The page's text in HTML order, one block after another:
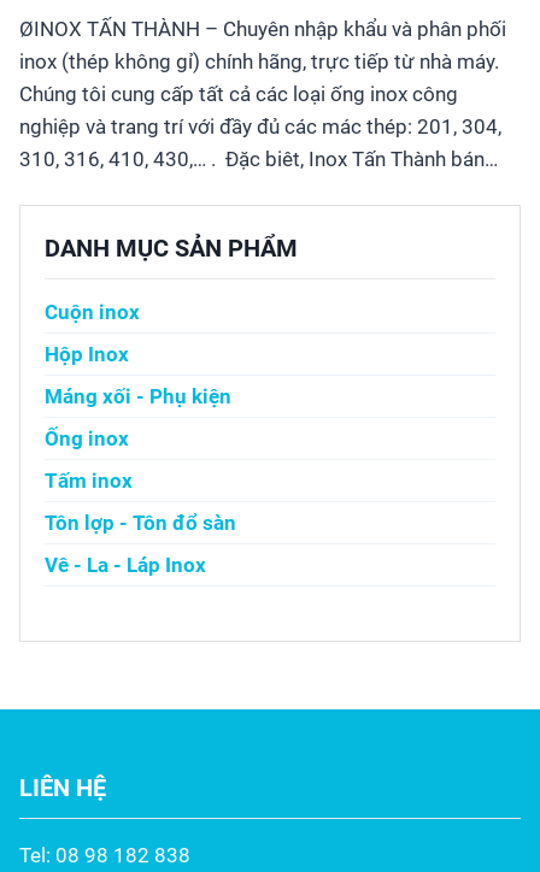
ØINOX TẤN THÀNH – Chuyên nhập khẩu và phân phối
inox (thép không gỉ) chính hãng, trực tiếp từ nhà máy.
Chúng tôi cung cấp tất cả các loại ống inox công
nghiệp và trang trí với đầy đủ các mác thép: 201, 304,
310, 316, 410, 430,… . Đặc biêt, Inox Tấn Thành bán…
DANH MỤC SẢN PHẨM
Cuộn inox
Hộp Inox
Máng xối - Phụ kiện
Ống inox
Tấm inox
Tôn lợp - Tôn đổ sàn
Vê - La - Láp Inox
LIÊN HỆ
Tel: 08 98 182 838